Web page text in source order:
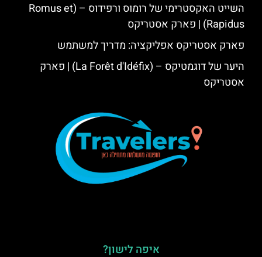
השייט האקסטרימי של רומוס ורפידוס – (Romus et
Rapidus) | פארק אסטריקס
פארק אסטריקס אפליקציה: מדריך למשתמש
היער של דוגמטיקס – (La Forêt d'Idéfix) | פארק
אסטריקס
איפה לישון?